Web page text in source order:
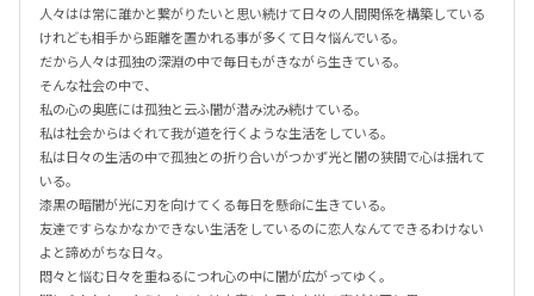
人々はは常に誰かと繋がりたいと思い続けて日々の人間関係を構築している
けれども相手から距離を置かれる事が多くて日々悩んでいる。
だから人々は孤独の深淵の中で毎日もがきながら生きている。
そんな社会の中で、
私の心の奥底には孤独と云ふ闇が潜み沈み続けている。
私は社会からはぐれて我が道を行くような生活をしている。
私は日々の生活の中で孤独との折り合いがつかず光と闇の狭間で心は揺れて
いる。
漆黒の暗闇が光に刃を向けてくる毎日を懸命に生きている。
友達ですらなかなかできない生活をしているのに恋人なんてできるわけない
よと諦めがちな日々。
悶々と悩む日々を重ねるにつれ心の中に闇が広がってゆく。